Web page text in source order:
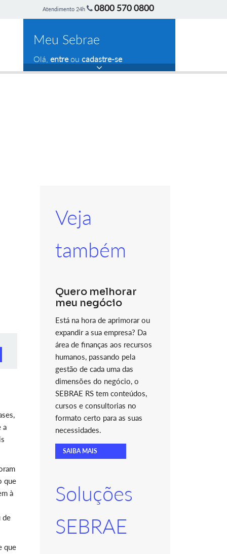
Atendimento 24h 0800 570 0800
Meu Sebrae
Olá, entreou cadastre-se
a
que
à
de
que
Veja
também
Quero melhorar
meu negócio
Está na hora de aprimorar ou
expandir a sua empresa? Da
área de finanças aos recursos
humanos, passando pela
gestão de cada uma das
dimensões do negócio, o
SEBRAE RS tem conteúdos,
cursos e consultorias no
formato certo para as suas
necessidades.
SAIBA MAIS
Soluções
SEBRAE